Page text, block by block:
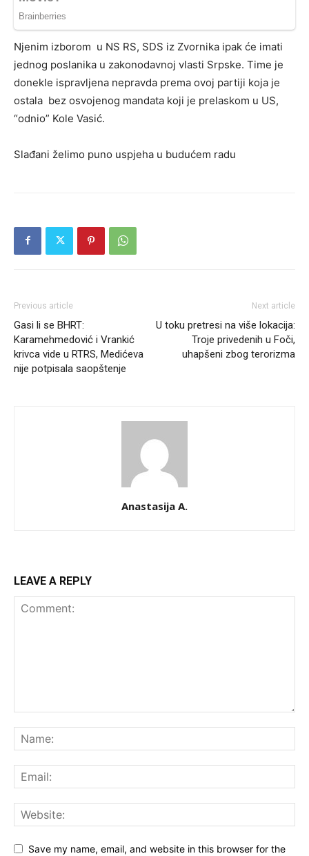
Njenim izborom u NS RS, SDS iz Zvornika ipak će imati
jednog poslanika u zakonodavnoj vlasti Srpske. Time je
donekle ispravljena nepravda prema ovoj partiji koja je
ostala bez osvojenog mandata koji je prelaskom u US,
“odnio” Kole Vasić.
Slađani želimo puno uspjeha u budućem radu
Previous article
Gasi li se BHRT:
Karamehmedović i Vrankić
krivca vide u RTRS, Medićeva
nije potpisala saopštenje
Next article
U toku pretresi na više lokacija:
Troje privedenih u Foči,
uhapšeni zbog terorizma
Anastasija A.
LEAVE A REPLY
Save my name, email, and website in this browser for the